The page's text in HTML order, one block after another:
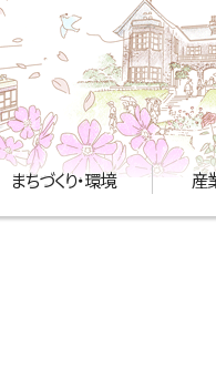
まちづくり・環境 産